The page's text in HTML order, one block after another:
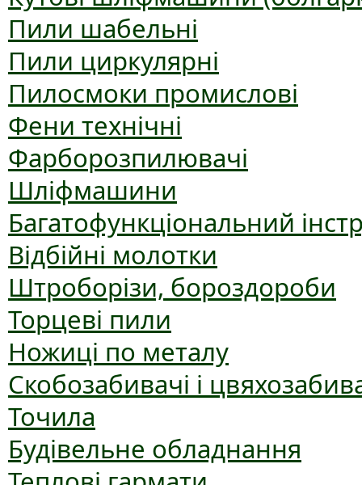
Пили шабельні
Пили циркулярні
Пилосмоки промислові
Фени технічні
Фарборозпилювачі
Шліфмашини
Багатофункціональний
Відбійні молотки
Штроборізи, бороздороби
Торцеві пили
Ножиці по металу
Скобозабивачі і
Точила
Будівельне обладнання